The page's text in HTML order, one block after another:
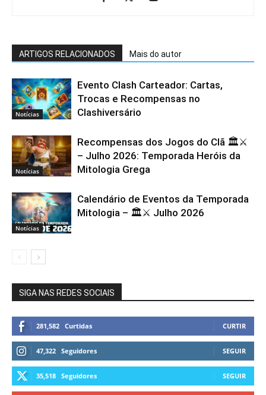
ARTIGOS RELACIONADOS Mais do autor
Notícias
Evento Clash Carteador: Cartas,
Trocas e Recompensas no
Clashiversário
Notícias
Recompensas dos Jogos do Clã 🏛️⚔️
– Julho 2026: Temporada Heróis da
Mitologia Grega
Notícias
Calendário de Eventos da Temporada
Mitologia – 🏛️⚔️ Julho 2026
SIGA NAS REDES SOCIAIS
281,582 Curtidas CURTIR
47,322 Seguidores SEGUIR
35,518 Seguidores SEGUIR